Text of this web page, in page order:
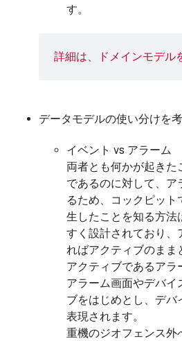
す。
詳細は、 ドメインモデル
データモデルの使い分けを考
イベント vs アラーム
両者とも何かが起きた
であるのに対して、ア
るため、コックピッ
生したことを知る方法
すく設計されており、
ればアクティブのまま
アクティブであるア
アラーム画面やデバイ
ブをはじめとし、デバ
表現されます。
重機のジオフェンス外